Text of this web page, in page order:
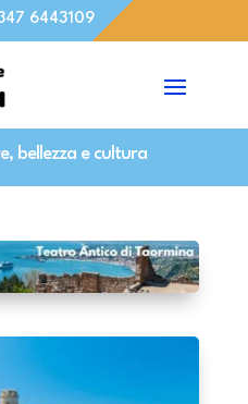
6443109
bellezza e cultura